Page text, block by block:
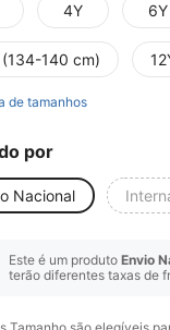
4Y 6Y
(134-140 cm)
de tamanhos
por
Nacional
Este é um produto Envio
terão diferentes taxas de